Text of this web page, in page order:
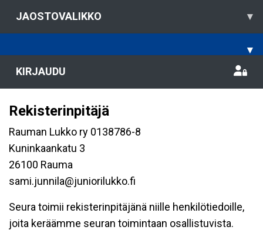
JAOSTOVALIKKO ▾
▾
KIRJAUDU
Rekisterinpitäjä
Rauman Lukko ry 0138786-8
Kuninkaankatu 3
26100 Rauma
sami.junnila@juniorilukko.fi
Seura toimii rekisterinpitäjänä niille henkilötiedoille,
joita keräämme seuran toimintaan osallistuvista.